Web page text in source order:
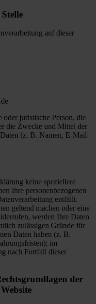
auf dieser
juristische Person, die
die Zwecke und Mittel der
(z. B. Namen, E-Mail-
keine speziellere
Ihre personenbezogenen
entfällt.
geltend machen oder eine
werden Ihre Daten
zulässigen Gründe für
Daten haben (z. B.
im
nach Fortfall dieser
der